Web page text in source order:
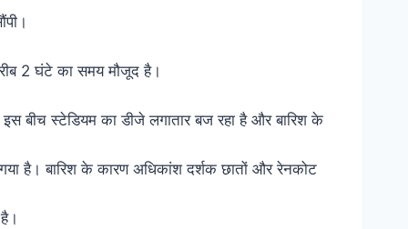
2 घंटे का समय मौजूद है।
बीच स्टेडियम का डीजे लगातार बज रहा है और बारिश के
है। बारिश के कारण अधिकांश दर्शक छातों और रेनकोट